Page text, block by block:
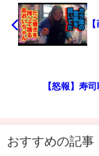
【怒報】寿
おすすめの記事